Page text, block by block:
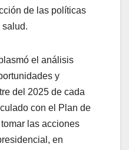
de las políticas
salud.
el análisis
y
del 2025 de cada
con el Plan de
las acciones
en